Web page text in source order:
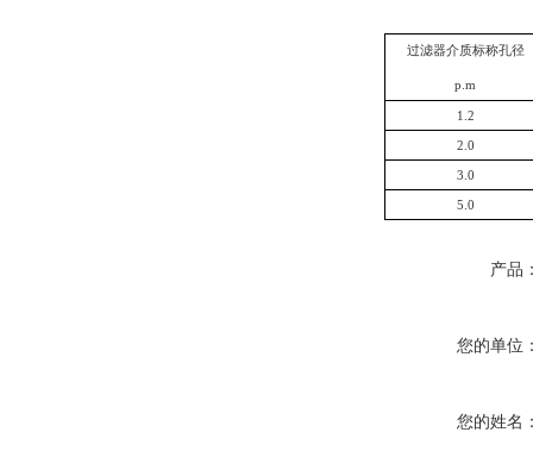
过滤器介质标称孔径
p.m
1.2
2.0
3.0
5.0
产品
您的单位
您的姓名